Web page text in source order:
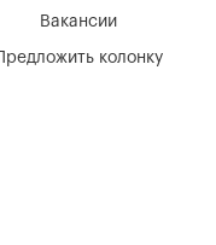
Вакансии
Предложить колонку